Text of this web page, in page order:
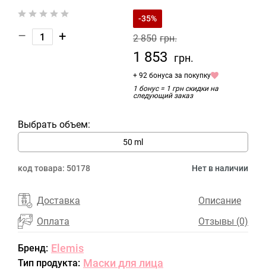
– +
-35%
2 850 грн.
1 853 грн.
+ 92 бонуса за покупку
1 бонус = 1 грн скидки на
следующий заказ
Выбрать объем:
50 ml
код товара: 50178 Нет в наличии
Доставка
Оплата
Описание
Отзывы (0)
Бренд: Elemis
Тип продукта: Маски для лица